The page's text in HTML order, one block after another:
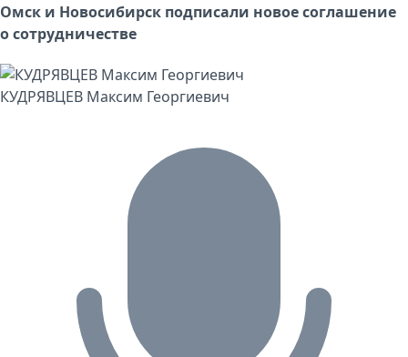
Омск и Новосибирск подписали новое соглашение
о сотрудничестве
КУДРЯВЦЕВ Максим Георгиевич